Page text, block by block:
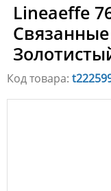
Lineaeffe
Код товара: